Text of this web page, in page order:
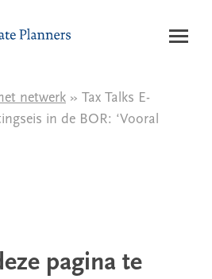
netwerk » Tax Talks E-
in de BOR: ‘Vooral
pagina te